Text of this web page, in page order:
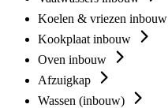
Koelen & vriezen inbouw
Kookplaat inbouw
Oven inbouw
Afzuigkap
Wassen (inbouw)